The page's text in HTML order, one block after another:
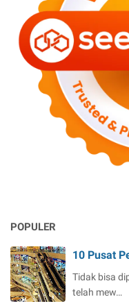
POPULER
10 Pusat
Tidak bisa
telah mew…